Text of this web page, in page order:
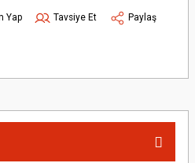
Yap Tavsiye Et
Paylaş